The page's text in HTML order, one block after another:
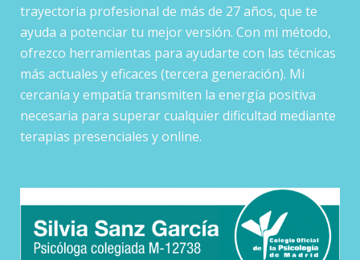
trayectoria profesional de más de 27 años, que te
ayuda a potenciar tu mejor versión. Con mi método,
ofrezco herramientas para ayudarte con las técnicas
más actuales y eficaces (tercera generación). Mi
cercanía y empatía transmiten la energía positiva
necesaria para superar cualquier dificultad mediante
terapias presenciales y online.